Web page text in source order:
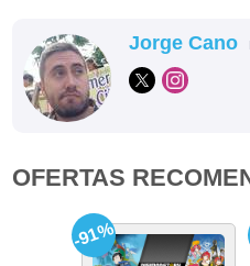
Jorge Cano
OFERTAS
-91%